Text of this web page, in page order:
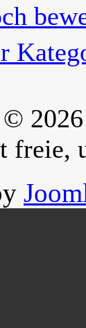
freie,